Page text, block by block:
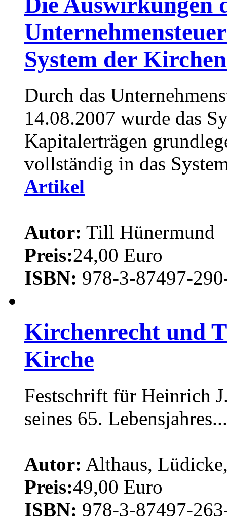
System der
Durch das
14.08.2007 wurde das
Kapitalerträgen
vollständig in das
Artikel
Autor: Till Hünermund
Preis:24,00 Euro
ISBN: 978-3-87497-
Kirchenrecht und
Kirche
Festschrift für Heinrich
seines 65.
Autor: Althaus,
Preis:49,00 Euro
ISBN: 978-3-87497-